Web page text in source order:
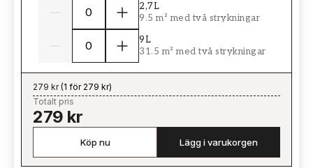
2,7L
9.5 m² med två strykningar
9L
31.5 m² med två strykningar
279 kr(1 för 279 kr)
Totalt pris
279 kr
Köp nu Lägg i varukorgen